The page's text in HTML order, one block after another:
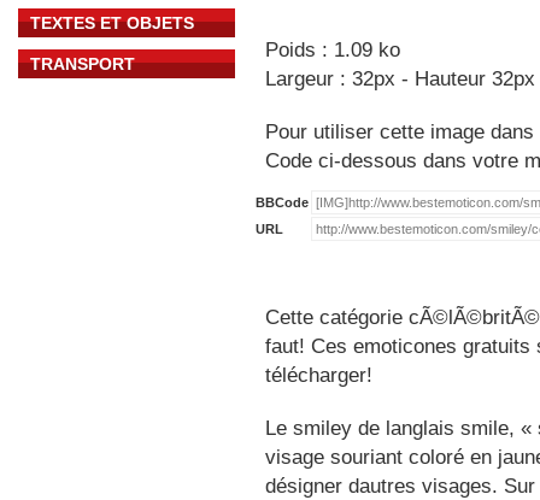
TEXTES ET OBJETS
TRANSPORT
Poids : 1.09 ko
Largeur : 32px - Hauteur 32px
Pour utiliser cette image
Code ci-dessous dans votre
BBCode
URL
Cette catégorie
faut! Ces emoticones
télécharger!
Le smiley de langlais smile,
visage souriant coloré en
désigner dautres visages.